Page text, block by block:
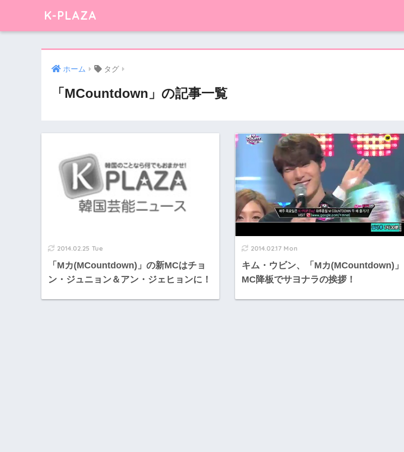
K-PLAZA
ホーム タグ
「MCountdown」の記事一覧
2014.02.25 Tue
「Mカ(MCountdown)」の新MCはチョ
ン・ジュニョン＆アン・ジェヒョンに！
2014.02.17 Mon
キム・ウビン、「Mカ(MCountdown)」
MC降板でサヨナラの挨拶！